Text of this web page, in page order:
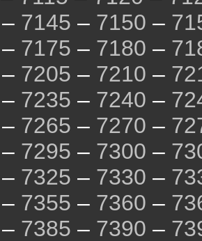
– 7145 – 7150 –
– 7175 – 7180 –
– 7205 – 7210 –
– 7235 – 7240 –
– 7265 – 7270 –
– 7295 – 7300 –
– 7325 – 7330 –
– 7355 – 7360 –
– 7385 – 7390 –